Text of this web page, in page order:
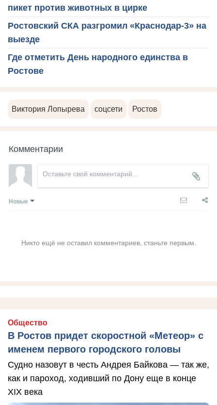
пикет против животных в цирке
Ростовский СКА разгромил «Краснодар-3» на
выезде
Где отметить День народного единства в
Ростове
Виктория Лопырева соцсети Ростов
Комментарии
Новые
Никто ещё не оставил комментариев, станьте первым.
Общество
В Ростов придет скоростной «Метеор» с
именем первого городского головы
Судно назовут в честь Андрея Байкова — так же,
как и пароход, ходивший по Дону еще в конце
XIX века